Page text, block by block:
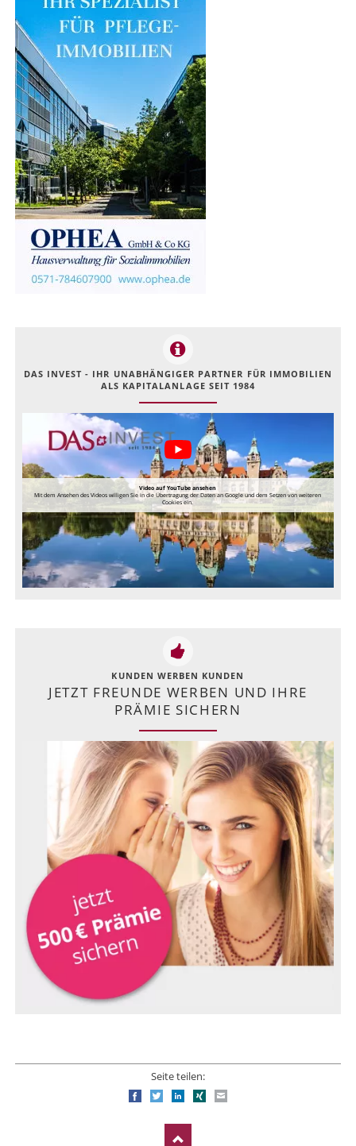
DAS INVEST - IHR UNABHÄNGIGER PARTNER FÜR IMMOBILIEN
ALS KAPITALANLAGE SEIT 1984
Video auf YouTube ansehen
Mit dem Ansehen des Videos willigen Sie in die Übertragung der Daten an Google und dem Setzen von weiteren
Cookies ein.
KUNDEN WERBEN KUNDEN
JETZT FREUNDE WERBEN UND IHRE
PRÄMIE SICHERN
Seite teilen:
FacebookTwitterLinkedIn
Xing